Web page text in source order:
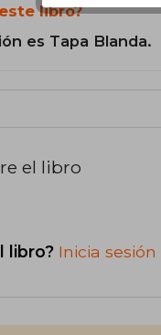
libro?
es Tapa Blanda.
el libro
libro? Inicia sesión